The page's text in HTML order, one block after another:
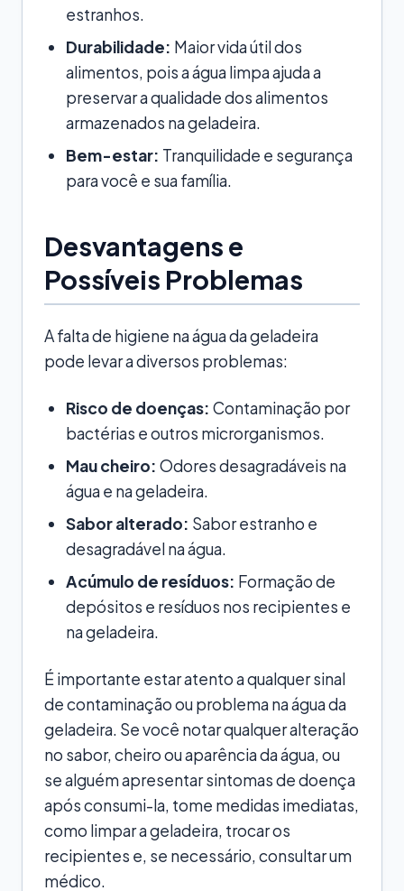
estranhos.
Durabilidade: Maior vida útil dos
alimentos, pois a água limpa ajuda a
preservar a qualidade dos alimentos
armazenados na geladeira.
Bem-estar: Tranquilidade e segurança
para você e sua família.
Desvantagens e
Possíveis Problemas
A falta de higiene na água da geladeira
pode levar a diversos problemas:
Risco de doenças: Contaminação por
bactérias e outros microrganismos.
Mau cheiro: Odores desagradáveis na
água e na geladeira.
Sabor alterado: Sabor estranho e
desagradável na água.
Acúmulo de resíduos: Formação de
depósitos e resíduos nos recipientes e
na geladeira.
É importante estar atento a qualquer sinal
de contaminação ou problema na água da
geladeira. Se você notar qualquer alteração
no sabor, cheiro ou aparência da água, ou
se alguém apresentar sintomas de doença
após consumi-la, tome medidas imediatas,
como limpar a geladeira, trocar os
recipientes e, se necessário, consultar um
médico.